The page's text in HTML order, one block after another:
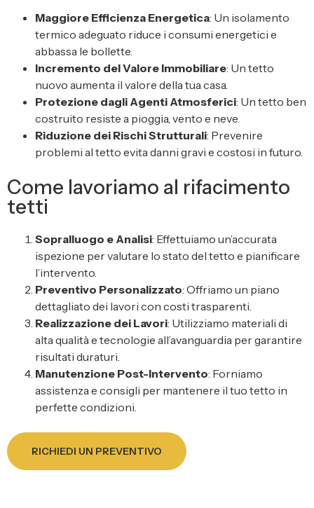
Maggiore Efficienza Energetica: Un isolamento
termico adeguato riduce i consumi energetici e
abbassa le bollette.
Incremento del Valore Immobiliare: Un tetto
nuovo aumenta il valore della tua casa.
Protezione dagli Agenti Atmosferici: Un tetto ben
costruito resiste a pioggia, vento e neve.
Riduzione dei Rischi Strutturali: Prevenire
problemi al tetto evita danni gravi e costosi in futuro.
Come lavoriamo al rifacimento
tetti
Sopralluogo e Analisi: Effettuiamo un’accurata
ispezione per valutare lo stato del tetto e pianificare
l’intervento.
Preventivo Personalizzato: Offriamo un piano
dettagliato dei lavori con costi trasparenti.
Realizzazione dei Lavori: Utilizziamo materiali di
alta qualità e tecnologie all’avanguardia per garantire
risultati duraturi.
Manutenzione Post-Intervento: Forniamo
assistenza e consigli per mantenere il tuo tetto in
perfette condizioni.
RICHIEDI UN PREVENTIVO